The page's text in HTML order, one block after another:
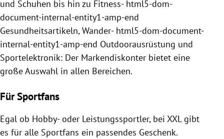
und Schuhen bis hin zu Fitness- html5-dom-
document-internal-entity1-amp-end
Gesundheitsartikeln, Wander- html5-dom-document-
internal-entity1-amp-end Outdoorausrüstung und
Sportelektronik: Der Markendiskonter bietet eine
große Auswahl in allen Bereichen.
Für Sportfans
Egal ob Hobby- oder Leistungssportler, bei XXL gibt
es für alle Sportfans ein passendes Geschenk.